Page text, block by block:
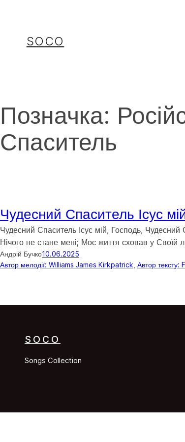
SOCO
Позначка:
Спаситель
Чудесний Спаситель Ісус
Чудесний Спаситель Ісус мій, Господь,
Нічого не стане мені; Моє життя сховав у Своїй
Андрій Бучко10.06.2025
Автор мелодії: Williams James Kirkpatrick Автор
SOCO
Songs Collection